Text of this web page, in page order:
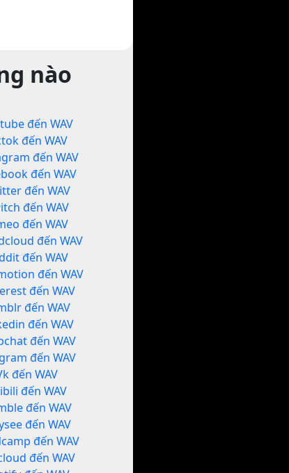
nào
đến WAV
đến WAV
đến WAV
đến WAV
đến WAV
đến WAV
đến WAV
đến WAV
đến WAV
đến WAV
đến WAV
đến WAV
đến WAV
đến WAV
đến WAV
đến WAV
đến WAV
đến WAV
đến WAV
đến WAV
đến WAV